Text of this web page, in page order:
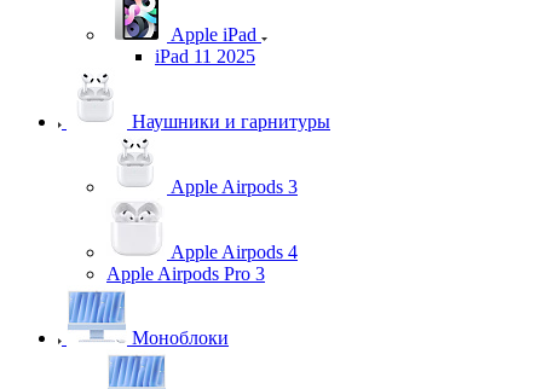
Apple iPad
iPad 11 2025
Наушники и гарнитуры
Apple Airpods 3
Apple Airpods 4
Apple Airpods Pro 3
Моноблоки